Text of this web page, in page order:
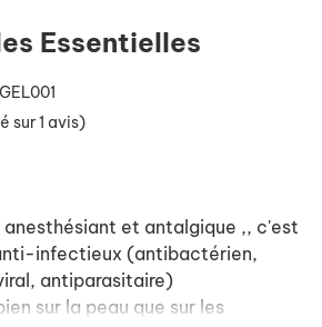
Essentielles
sur 1 avis)
anesthésiant et antalgique ,, c'est
infectieux (antibactérien,
antiparasitaire)
sur la peau que sur les